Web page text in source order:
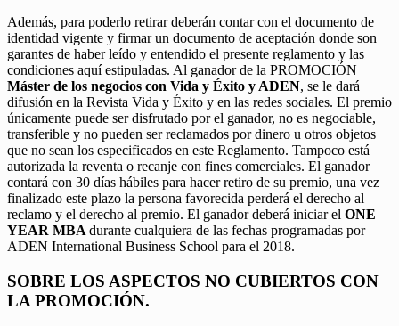
Además, para poderlo retirar deberán contar con el documento de
identidad vigente y firmar un documento de aceptación donde son
garantes de haber leído y entendido el presente reglamento y las
condiciones aquí estipuladas. Al ganador de la PROMOCIÓN
Máster de los negocios con Vida y Éxito y ADEN, se le dará
difusión en la Revista Vida y Éxito y en las redes sociales. El premio
únicamente puede ser disfrutado por el ganador, no es negociable,
transferible y no pueden ser reclamados por dinero u otros objetos
que no sean los especificados en este Reglamento. Tampoco está
autorizada la reventa o recanje con fines comerciales. El ganador
contará con 30 días hábiles para hacer retiro de su premio, una vez
finalizado este plazo la persona favorecida perderá el derecho al
reclamo y el derecho al premio. El ganador deberá iniciar el ONE
YEAR MBA durante cualquiera de las fechas programadas por
ADEN International Business School para el 2018.
SOBRE LOS ASPECTOS NO CUBIERTOS CON
LA PROMOCIÓN.